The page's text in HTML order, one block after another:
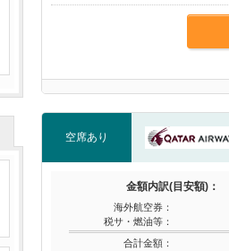
空席あり
金額内訳(目安額)：
海外航空券：
税サ・燃油等：
合計金額：